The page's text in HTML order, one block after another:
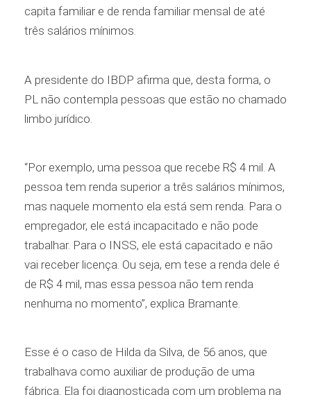
capita familiar e de renda familiar mensal de até
três salários mínimos.
A presidente do IBDP afirma que, desta forma, o
PL não contempla pessoas que estão no chamado
limbo jurídico.
“Por exemplo, uma pessoa que recebe R$ 4 mil. A
pessoa tem renda superior a três salários mínimos,
mas naquele momento ela está sem renda. Para o
empregador, ele está incapacitado e não pode
trabalhar. Para o INSS, ele está capacitado e não
vai receber licença. Ou seja, em tese a renda dele é
de R$ 4 mil, mas essa pessoa não tem renda
nenhuma no momento”, explica Bramante.
Esse é o caso de Hilda da Silva, de 56 anos, que
trabalhava como auxiliar de produção de uma
fábrica. Ela foi diagnosticada com um problema na